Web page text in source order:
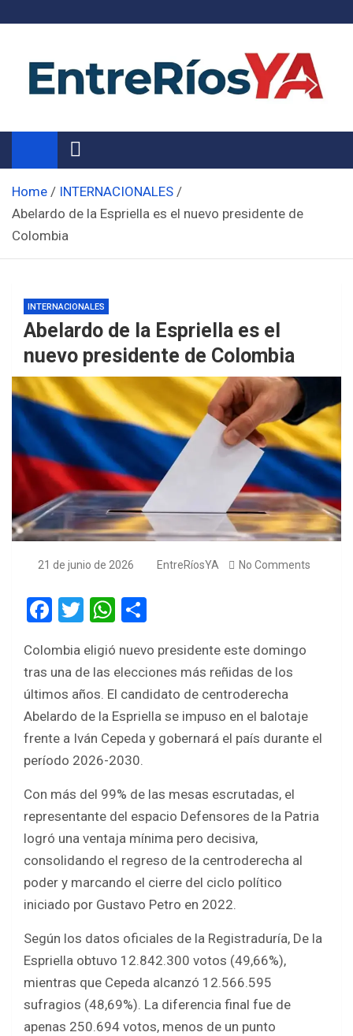
Noticias de Entre Ríos
Información de toda la provincia ahora
Home
INTERNACIONALES
Abelardo de la Espriella es el nuevo presidente de
Colombia
INTERNACIONALES
Abelardo de la Espriella es el
nuevo presidente de Colombia
21 de junio de 2026 EntreRíosYA No Comments
F
ce
b
o
o
k
T
tt
er
W
at
s
A
p
p
ar
e
Colombia eligió nuevo presidente este domingo
tras una de las elecciones más reñidas de los
últimos años. El candidato de centroderecha
Abelardo de la Espriella se impuso en el balotaje
frente a Iván Cepeda y gobernará el país durante el
período 2026-2030.
Con más del 99% de las mesas escrutadas, el
representante del espacio Defensores de la Patria
logró una ventaja mínima pero decisiva,
consolidando el regreso de la centroderecha al
poder y marcando el cierre del ciclo político
iniciado por Gustavo Petro en 2022.
Según los datos oficiales de la Registraduría, De la
Espriella obtuvo 12.842.300 votos (49,66%),
mientras que Cepeda alcanzó 12.566.595
sufragios (48,69%). La diferencia final fue de
apenas 250.694 votos, menos de un punto